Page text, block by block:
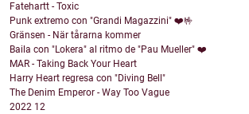
Fatehartt - Toxic
Punk extremo con "Grandi Magazzini" ❤️🤟
Gränsen - När tårarna kommer
Baila con "Lokera" al ritmo de "Pau Mueller" ❤️
MAR - Taking Back Your Heart
Harry Heart regresa con "Diving Bell"
The Denim Emperor - Way Too Vague
2022 12